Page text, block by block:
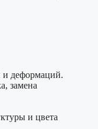
и деформаций.
замена
и цвета